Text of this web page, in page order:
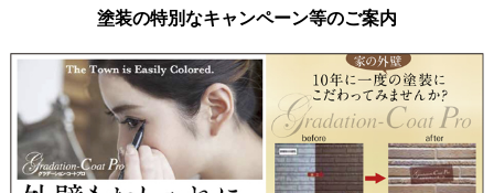
2021年4月9日
2021年4月6日
山口市アパート タイルクリヤー塗装。
塗装の特別なキャンペーン等のご案内